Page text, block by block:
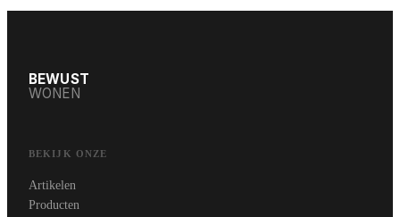
BEWUST
WONEN
BEKIJK ONZE
Artikelen
Producten